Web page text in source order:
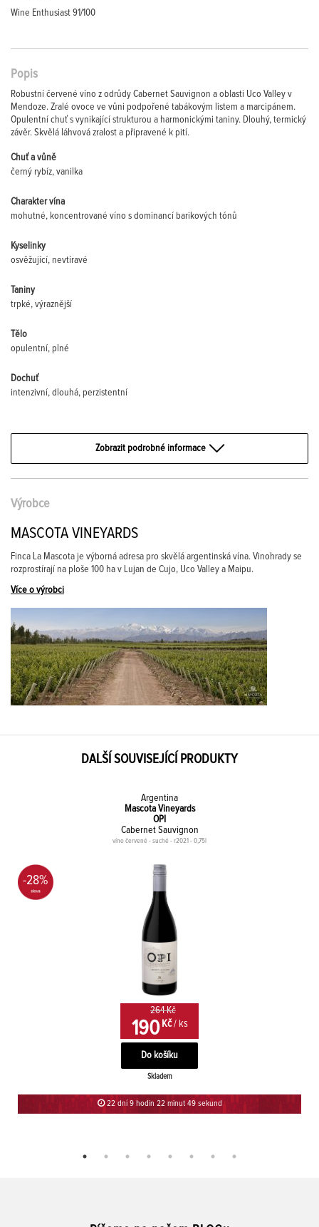
Wine Enthusiast 91/100
Popis
Robustní červené víno z odrůdy Cabernet Sauvignon a oblasti Uco Valley v
Mendoze. Zralé ovoce ve vůni podpořené tabákovým listem a marcipánem.
Opulentní chuť s vynikající strukturou a harmonickými taniny. Dlouhý, termický
závěr. Skvělá láhvová zralost a připravené k pití.
Chuť a vůně
černý rybíz, vanilka
Charakter vína
mohutné, koncentrované víno s dominancí barikových tónů
Kyselinky
osvěžující, nevtíravé
Taniny
trpké, výraznější
Tělo
opulentní, plné
Dochuť
intenzivní, dlouhá, perzistentní
Zobrazit podrobné informace
Výrobce
MASCOTA VINEYARDS
Finca La Mascota je výborná adresa pro skvělá argentinská vína. Vinohrady se
rozprostírají na ploše 100 ha v Lujan de Cujo, Uco Valley a Maipu.
Více o výrobci
DALŠÍ SOUVISEJÍCÍ PRODUKTY
Argentina
Mascota Vineyards
OPI
Cabernet Sauvignon
víno červené - suché - r2021 - 0,75l
-28%
264 Kč
190Kč / ks
Skladem
22 dní 9 hodin 22 minut 49 sekund